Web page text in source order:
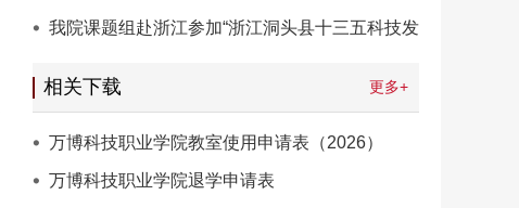
爱诠释教育
我院课题组赴浙江参加“浙江洞头县十三五科技发
更多+
相关下载
万博科技职业学院教室使用申请表（2026）
万博科技职业学院退学申请表